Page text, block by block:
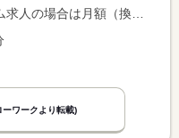
ート求人の場合は時間額を表示しています。
ーワークより転載)